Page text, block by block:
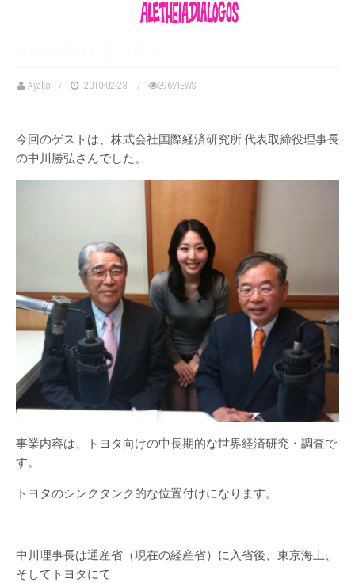
Ayako 2010-02-23 396VIEWS
今回のゲストは、株式会社国際経済研究所 代表取締役理事長
の中川勝弘さんでした。
事業内容は、トヨタ向けの中長期的な世界経済研究・調査で
す。
トヨタのシンクタンク的な位置付けになります。
中川理事長は通産省（現在の経産省）に入省後、東京海上、
そしてトヨタにて